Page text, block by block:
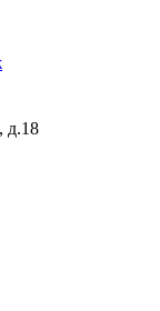
д.18